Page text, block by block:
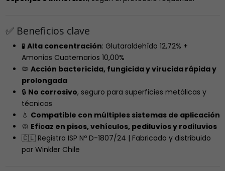
✅ Beneficios clave
🧪 Alta concentración: Glutaraldehído 12,72% +
Amonios Cuaternarios 10,00%
🦠 Acción bactericida, fungicida y virucida rápida y
prolongada
🔒 No corrosivo, seguro para superficies metálicas y
técnicas
💧 Compatible con múltiples sistemas de aplicación
🧼 Eficaz en pisos, vehículos, pediluvios y rodiluvios
🇨🇱 Registro ISP Nº D-1807/24 | Fabricado y distribuido
por Winkler Chile